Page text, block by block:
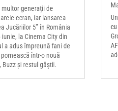
generații de
ecran, iar lansarea
Jucăriilor 5” în România
la Cinema City din
a adus împreună fani de
într-o nouă
Buzz și restul găștii.